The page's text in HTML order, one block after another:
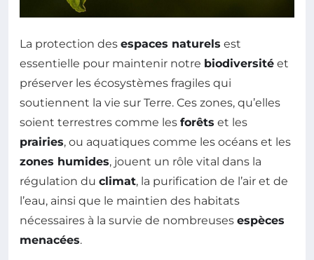
La protection des espaces naturels est
essentielle pour maintenir notre biodiversité et
préserver les écosystèmes fragiles qui
soutiennent la vie sur Terre. Ces zones, qu’elles
soient terrestres comme les forêts et les
prairies, ou aquatiques comme les océans et les
zones humides, jouent un rôle vital dans la
régulation du climat, la purification de l’air et de
l’eau, ainsi que le maintien des habitats
nécessaires à la survie de nombreuses espèces
menacées.